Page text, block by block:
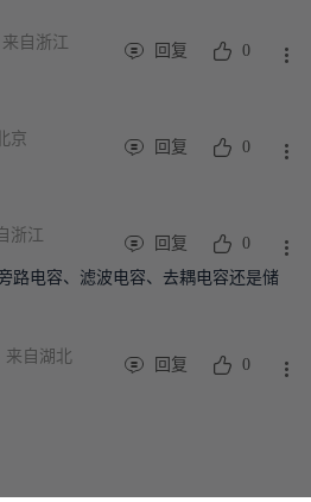
来自浙江 回复 0
京 回复 0
浙江 回复 0
路电容、滤波电容、去耦电容还是储
来自湖北 回复 0